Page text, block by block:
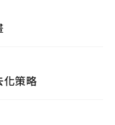
化策略